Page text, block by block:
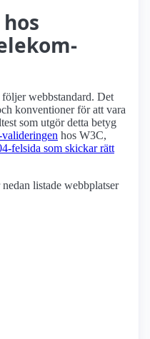
följer webbstandard. Det
konventioner för att vara
som utgör detta betyg
valideringen hos W3C,
felsida som skickar rätt
listade webbplatser